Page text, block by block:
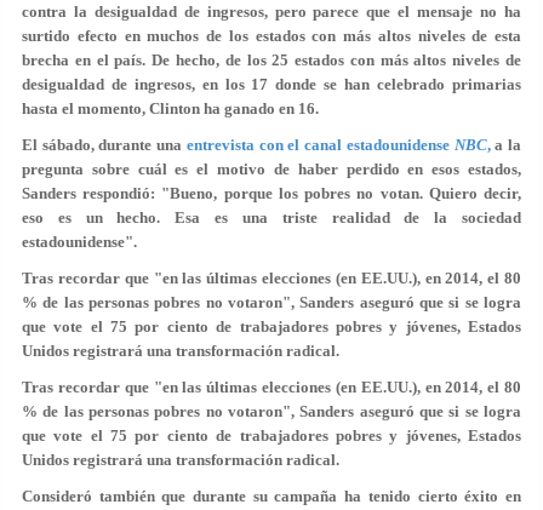
contra la desigualdad de ingresos, pero parece que el mensaje no ha
surtido efecto en muchos de los estados con más altos niveles de esta
brecha en el país. De hecho, de los 25 estados con más altos niveles de
desigualdad de ingresos, en los 17 donde se han celebrado primarias
hasta el momento, Clinton ha ganado en 16.
El sábado, durante una entrevista con el canal estadounidense NBC,a la
pregunta sobre cuál es el motivo de haber perdido en esos estados,
Sanders respondió: "Bueno, porque los pobres no votan. Quiero decir,
eso es un hecho. Esa es una triste realidad de la sociedad
estadounidense".
Tras recordar que "en las últimas elecciones (en EE.UU.), en 2014, el 80
% de las personas pobres no votaron", Sanders aseguró que si se logra
que vote el 75 por ciento de trabajadores pobres y jóvenes, Estados
Unidos registrará una transformación radical.
Tras recordar que "en las últimas elecciones (en EE.UU.), en 2014, el 80
% de las personas pobres no votaron", Sanders aseguró que si se logra
que vote el 75 por ciento de trabajadores pobres y jóvenes, Estados
Unidos registrará una transformación radical.
Consideró también que durante su campaña ha tenido cierto éxito en